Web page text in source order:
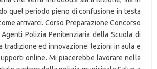
quel periodo pieno di confusione in testa
arrivarci. Corso Preparazione Concorso
Polizia Penitenziaria della Scuola di
ed innovazione: lezioni in aula e
online. Mi piacerebbe lavorare nella